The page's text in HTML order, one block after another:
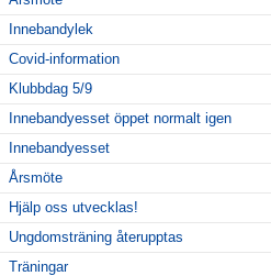
Innebandylek
Covid-information
Klubbdag 5/9
Innebandyesset öppet normalt igen
Innebandyesset
Årsmöte
Hjälp oss utvecklas!
Ungdomsträning återupptas
Träningar